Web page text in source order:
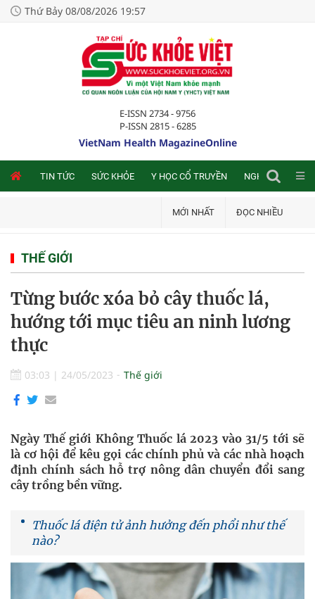
Thứ Bảy 08/08/2026 19:57
E-ISSN 2734 - 9756
P-ISSN 2815 - 6285
VietNam Health MagazineOnline
TIN TỨC SỨC KHỎE Y HỌC CỔ TRUYỀN NGHIÊN CỨU
MỚI NHẤT ĐỌC NHIỀU
THẾ GIỚI
Từng bước xóa bỏ cây thuốc lá,
hướng tới mục tiêu an ninh lương
thực
03:03 | 24/05/2023 Thế giới
Ngày Thế giới Không Thuốc lá 2023 vào 31/5 tới sẽ
là cơ hội để kêu gọi các chính phủ và các nhà hoạch
định chính sách hỗ trợ nông dân chuyển đổi sang
cây trồng bền vững.
Thuốc lá điện tử ảnh hưởng đến phổi như thế
nào?